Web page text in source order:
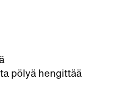
pölyä hengittää